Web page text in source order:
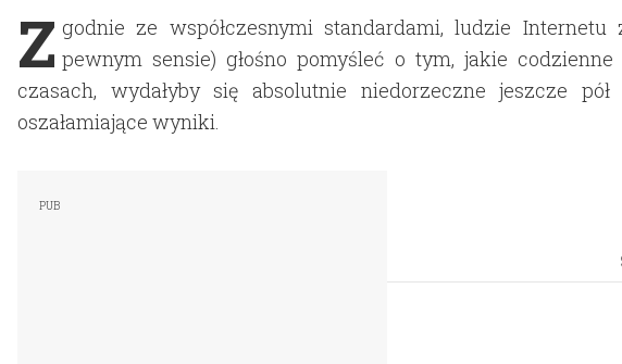
Z godnie ze współczesnymi standardami, ludzie
pewnym sensie) głośno pomyśleć o tym, jakie
czasach, wydałyby się absolutnie niedorzeczne jeszcze
oszałamiające wyniki.